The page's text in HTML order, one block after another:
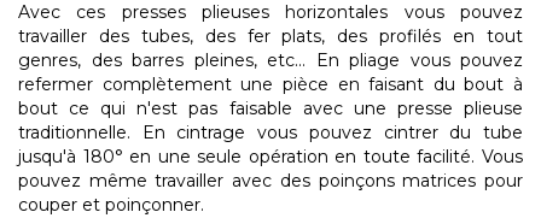
Avec ces presses plieuses horizontales vous pouvez
travailler des tubes, des fer plats, des profilés en tout
genres, des barres pleines, etc... En pliage vous pouvez
refermer complètement une pièce en faisant du bout à
bout ce qui n'est pas faisable avec une presse plieuse
traditionnelle. En cintrage vous pouvez cintrer du tube
jusqu'à 180° en une seule opération en toute facilité. Vous
pouvez même travailler avec des poinçons matrices pour
couper et poinçonner.